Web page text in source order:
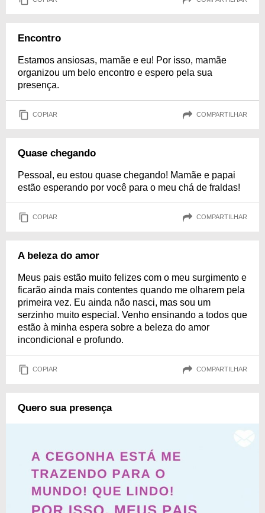
Encontro
Estamos ansiosas, mamãe e eu! Por isso, mamãe
organizou um belo encontro e espero pela sua
presença.
COPIAR COMPARTILHAR
Quase chegando
Pessoal, eu estou quase chegando! Mamãe e papai
estão esperando por você para o meu chá de fraldas!
COPIAR COMPARTILHAR
A beleza do amor
Meus pais estão muito felizes com o meu surgimento e
ficarão ainda mais contentes quando me olharem pela
primeira vez. Eu ainda não nasci, mas sou um
serzinho muito especial. Venho ensinando a todos que
estão à minha espera sobre a beleza do amor
incondicional e profundo.
COPIAR COMPARTILHAR
Quero sua presença